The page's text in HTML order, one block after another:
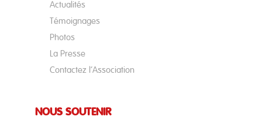
Actualités
Témoignages
Photos
La Presse
Contactez l’Association
NOUS SOUTENIR